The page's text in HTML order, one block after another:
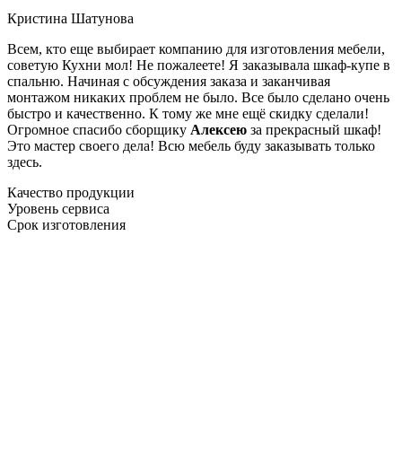
Кристина Шатунова
Всем, кто еще выбирает компанию для изготовления мебели,
советую Кухни мол! Не пожалеете! Я заказывала шкаф-купе в
спальню. Начиная с обсуждения заказа и заканчивая
монтажом никаких проблем не было. Все было сделано очень
быстро и качественно. К тому же мне ещё скидку сделали!
Огромное спасибо сборщику Алексею за прекрасный шкаф!
Это мастер своего дела! Всю мебель буду заказывать только
здесь.
Качество продукции
Уровень сервиса
Срок изготовления